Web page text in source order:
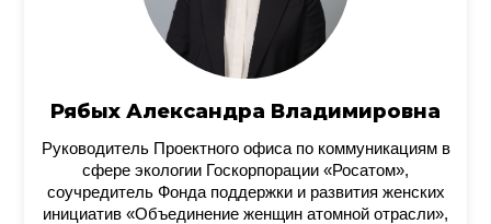
Рябых Александра Владимировна
Руководитель Проектного офиса по коммуникациям в
сфере экологии Госкорпорации «Росатом»,
соучредитель Фонда поддержки и развития женских
инициатив «Объединение женщин атомной отрасли»,